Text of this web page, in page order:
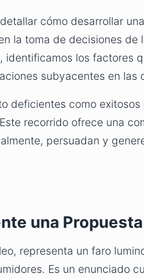
cómo desarrollar
la toma de decisiones
identificamos los factores
subyacentes en las
deficientes como
recorrido ofrece una
persuadan y
una
representa un faro
Es un enunciado